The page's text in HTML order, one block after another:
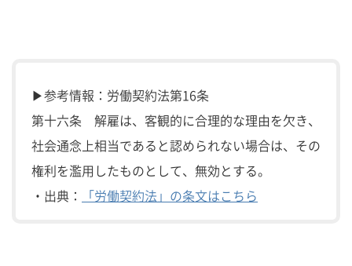
▶参考情報：労働契約法第16条
第十六条 解雇は、客観的に合理的な理由を欠き、
社会通念上相当であると認められない場合は、その
権利を濫用したものとして、無効とする。
・出典：
「労働契約法」の条文はこちら